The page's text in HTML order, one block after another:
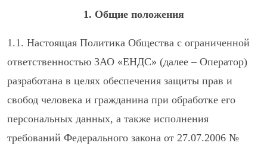
1. Общие положения
1.1. Настоящая Политика Общества с ограниченной
ответственностью ЗАО «ЕНДС» (далее – Оператор)
разработана в целях обеспечения защиты прав и
свобод человека и гражданина при обработке его
персональных данных, а также исполнения
требований Федерального закона от 27.07.2006 №